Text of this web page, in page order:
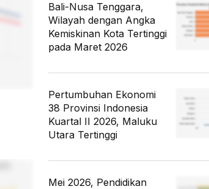
Bali-Nusa Tenggara,
Wilayah dengan Angka
Kemiskinan Kota Tertinggi
pada Maret 2026
Pertumbuhan Ekonomi
38 Provinsi Indonesia
Kuartal II 2026, Maluku
Utara Tertinggi
Mei 2026, Pendidikan